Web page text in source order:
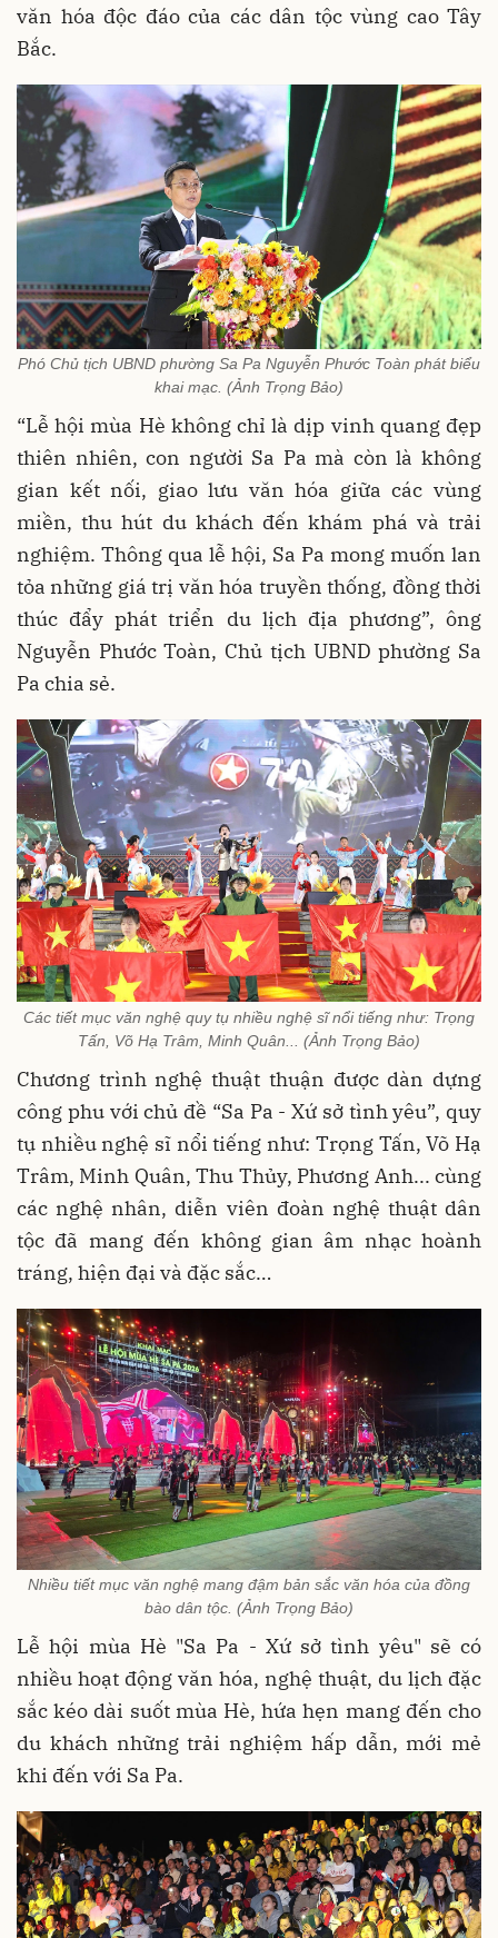
văn hóa độc đáo của các dân tộc vùng cao Tây
Bắc.
Phó Chủ tịch UBND phường Sa Pa Nguyễn Phước Toàn phát biểu
khai mạc. (Ảnh Trọng Bảo)
“Lễ hội mùa Hè không chỉ là dịp vinh quang đẹp
thiên nhiên, con người Sa Pa mà còn là không
gian kết nối, giao lưu văn hóa giữa các vùng
miền, thu hút du khách đến khám phá và trải
nghiệm. Thông qua lễ hội, Sa Pa mong muốn lan
tỏa những giá trị văn hóa truyền thống, đồng thời
thúc đẩy phát triển du lịch địa phương”, ông
Nguyễn Phước Toàn, Chủ tịch UBND phường Sa
Pa chia sẻ.
Các tiết mục văn nghệ quy tụ nhiều nghệ sĩ nổi tiếng như: Trọng
Tấn, Võ Hạ Trâm, Minh Quân... (Ảnh Trọng Bảo)
Chương trình nghệ thuật thuận được dàn dựng
công phu với chủ đề “Sa Pa - Xứ sở tình yêu”, quy
tụ nhiều nghệ sĩ nổi tiếng như: Trọng Tấn, Võ Hạ
Trâm, Minh Quân, Thu Thủy, Phương Anh... cùng
các nghệ nhân, diễn viên đoàn nghệ thuật dân
tộc đã mang đến không gian âm nhạc hoành
tráng, hiện đại và đặc sắc…
Nhiều tiết mục văn nghệ mang đậm bản sắc văn hóa của đồng
bào dân tộc. (Ảnh Trọng Bảo)
Lễ hội mùa Hè "Sa Pa - Xứ sở tình yêu" sẽ có
nhiều hoạt động văn hóa, nghệ thuật, du lịch đặc
sắc kéo dài suốt mùa Hè, hứa hẹn mang đến cho
du khách những trải nghiệm hấp dẫn, mới mẻ
khi đến với Sa Pa.